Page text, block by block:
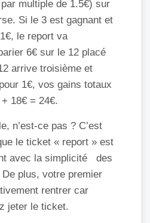
multiple de 1.5€) sur
Si le 3 est gagnant et
le report va
6€ sur le 12 placé
arrive troisième et
1€, vos gains totaux
18€ = 24€.
n’est-ce pas ? C’est
le ticket « report » est
avec la simplicité des
plus, votre premier
rentrer car
jeter le ticket.